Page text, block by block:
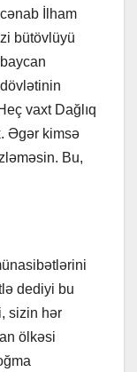
İlham
bütövlüyü
vaxt Dağlıq
Əgər kimsə
Bu,
dediyi bu
sizin hər
ölkəsi